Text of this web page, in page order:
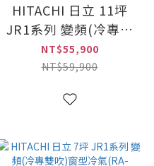
HITACHI 日立 11坪
JR1系列 變頻(冷專雙
吹)窗型冷氣(RA-
69JR1)
NT$55,900
NT$59,900